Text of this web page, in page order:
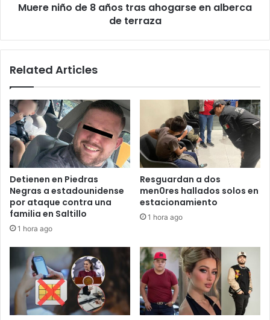
Muere niño de 8 años tras ahogarse en alberca
de terraza
Related Articles
Detienen en Piedras
Negras a estadounidense
por ataque contra una
familia en Saltillo
1 hora ago
Resguardan a dos
men0res hallados solos en
estacionamiento
1 hora ago